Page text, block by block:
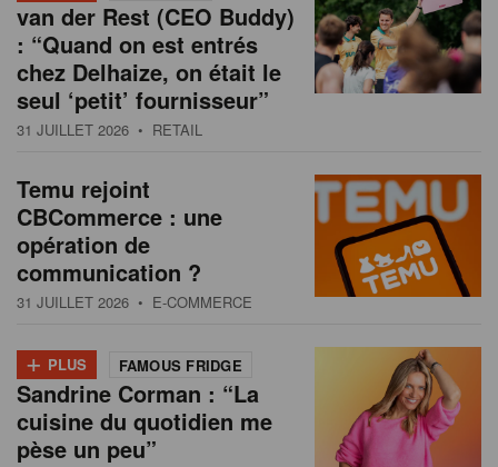
van der Rest (CEO Buddy)
: “Quand on est entrés
chez Delhaize, on était le
seul ‘petit’ fournisseur”
31 JUILLET 2026 • RETAIL
Temu rejoint
CBCommerce : une
opération de
communication ?
31 JUILLET 2026 • E-COMMERCE
+ PLUS FAMOUS FRIDGE
Sandrine Corman : “La
cuisine du quotidien me
pèse un peu”